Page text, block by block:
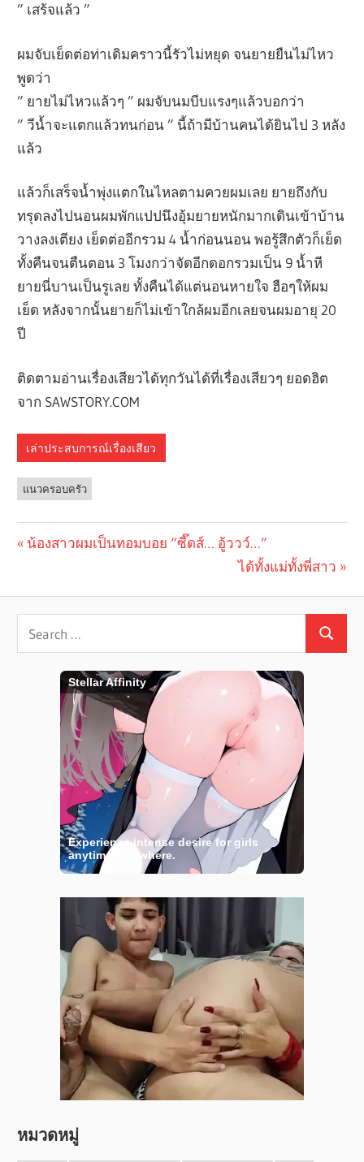
” เสร้จแล้ว ”
ผมจับเย็ดต่อท่าเดิมคราวนี้รัวไม่หยุด จนยายยืนไม่ไหว
พูดว่า
” ยายไม่ไหวแล้วๆ ” ผมจับนมบีบแรงๆแล้วบอกว่า
” วีน้ำจะแตกแล้วทนก่อน ” นี้ถ้ามีบ้านคนได้ยินไป 3 หลัง
แล้ว
แล้วก็เสร็จน้ำพุ่งแตกในไหลตามควยผมเลย ยายถึงกับ
ทรุดลงไปนอนผมพักแปปนึงอุ้มยายหนักมากเดินเข้าบ้าน
วางลงเตียง เย็ดต่ออีกรวม 4 น้ำก่อนนอน พอรู้สึกตัวก็เย็ด
ทั้งคืนจนตืนตอน 3 โมงกว่าจัดอีกดอกรวมเป็น 9 น้ำหี
ยายนี่บานเป็นรูเลย ทั้งคืนได้แต่นอนหายใจ ฮือๆให้ผม
เย็ด หลังจากนั้นยายก็ไม่เข้าใกล้ผมอีกเลยจนผมอายุ 20
ปี
ติดตามอ่านเรื่องเสียวได้ทุกวันได้ที่เรื่องเสียวๆ ยอดฮิต
จาก SAWSTORY.COM
เล่าประสบการณ์เรื่องเสียว
แนวครอบครัว
navigation
Previous
น้องสาวผมเป็นทอมบอย “ซี๊ดส์… อู้ววว์…”
Next
ได้ทั้งแม่ทั้งพี่สาว
หมวดหมู่